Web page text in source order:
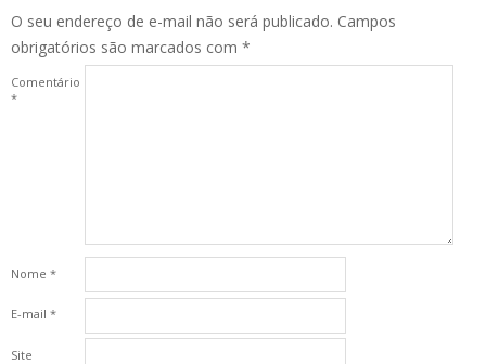
O seu endereço de e-mail não será publicado. Campos
obrigatórios são marcados com *
Comentário
*
Nome *
E-mail *
Site